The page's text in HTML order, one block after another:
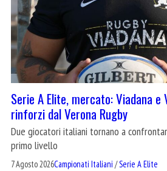
Serie A Elite, mercato: Viadana e
rinforzi dal Verona Rugby
Due giocatori italiani tornano a
primo livello
7 Agosto 2026Campionati Italiani /Serie A Elite